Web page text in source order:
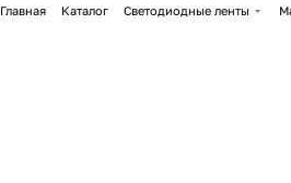
Главная Каталог Светодиодные ленты